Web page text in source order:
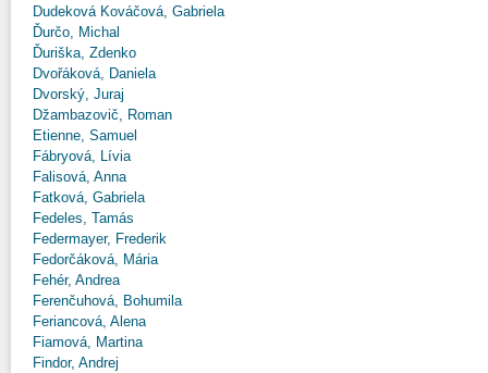
Dudeková Kováčová, Gabriela
Ďurčo, Michal
Ďuriška, Zdenko
Dvořáková, Daniela
Dvorský, Juraj
Džambazovič, Roman
Etienne, Samuel
Fábryová, Lívia
Falisová, Anna
Fatková, Gabriela
Fedeles, Tamás
Federmayer, Frederik
Fedorčáková, Mária
Fehér, Andrea
Ferenčuhová, Bohumila
Feriancová, Alena
Fiamová, Martina
Findor, Andrej